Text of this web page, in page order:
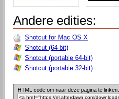
Andere edities:
Shotcut for Mac OS X
Shotcut (64-bit)
Shotcut (portable 64-bit)
Shotcut (portable 32-bit)
HTML code om naar deze pagina te linken: